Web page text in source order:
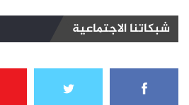
شبكاتنا الاجتماعية